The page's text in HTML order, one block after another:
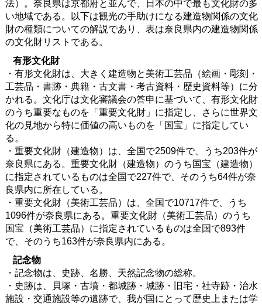
法）。奈良県は京都府と並んで、日本の中で最も文化財の多
い地域である。以下は観光の手助けになる建造物関係の文化
財の種類についての解説であり、表は奈良県内の建造物関係
の文化財リストである。
有形文化財
・有形文化財は、大きく建造物と美術工芸品（絵画・彫刻・
工芸品・書跡・典籍・古文書・考古資料・歴史資料等）に分
かれる。文化庁は文化審議会の答申に基づいて、有形文化財
のうち重要なものを「重要文化財」に指定し、さらに世界文
化の見地から特に価値の高いものを「国宝」に指定してい
る。
・重要文化財（建造物）は、全国で2509件で、うち203件が
奈良県にある。重要文化財（建造物）のうち国宝（建造物）
に指定されているものは全国で227件で、そのうち64件が奈
良県内に所在している。
・重要文化財（美術工芸品）は、全国で10717件で、うち
1096件が奈良県にある。重要文化財（美術工芸品）のうち
国宝（美術工芸品）に指定されているものは全国で893件
で、そのうち163件が奈良県内にある。
記念物
・記念物は、史跡、名勝、天然記念物の総称。
・史跡は、貝塚・古墳・都城跡・城跡・旧宅・社寺跡・治水
施設・交通施設等の遺跡で、我が国にとって歴史上または学